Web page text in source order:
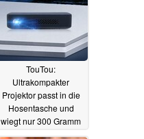
TouTou:
Ultrakompakter
Projektor passt in die
Hosentasche und
wiegt nur 300 Gramm
14.08.2022